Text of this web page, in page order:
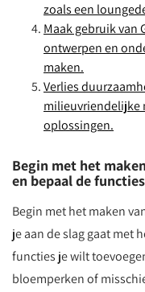
zoals een
Maak gebruik van
ontwerpen en
maken.
Verlies
milieuvriendelijke
oplossingen.
Begin met het
en bepaal de
Begin met het maken
je aan de slag gaat met
functies je wilt
bloemperken of